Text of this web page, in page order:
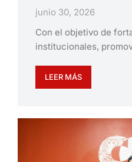
junio 30, 2026
Con el objetivo de
institucionales,
LEER MÁS